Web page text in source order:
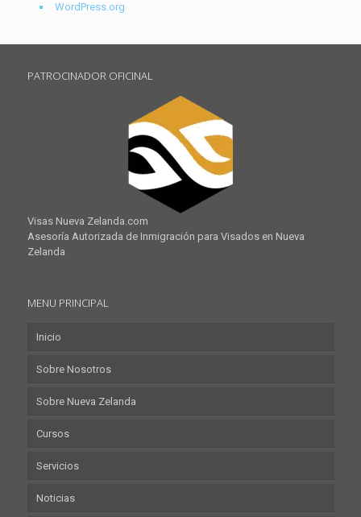
WordPress.org
PATROCINADOR OFICINAL
Visas Nueva Zelanda.com
Asesoría Autorizada de Inmigración para Visados en Nueva
Zelanda
MENU PRINCIPAL
Inicio
Sobre Nosotros
Sobre Nueva Zelanda
Cursos
Servicios
Noticias